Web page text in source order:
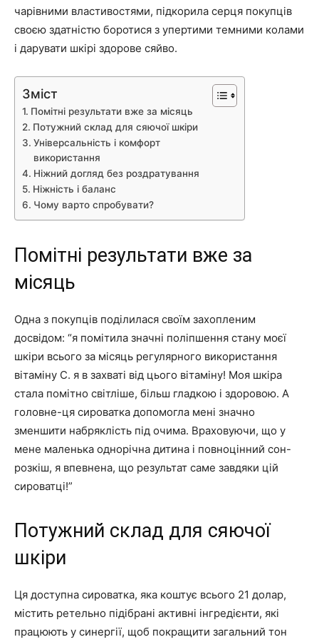
чарівними властивостями, підкорила серця покупців
своєю здатністю боротися з упертими темними колами
і дарувати шкірі здорове сяйво.
Зміст
Помітні результати вже за місяць
Потужний склад для сяючої шкіри
Універсальність і комфорт
використання
Ніжний догляд без роздратування
Ніжність і баланс
Чому варто спробувати?
Помітні результати вже за
місяць
Одна з покупців поділилася своїм захопленим
досвідом: “я помітила значні поліпшення стану моєї
шкіри всього за місяць регулярного використання
вітаміну С. я в захваті від цього вітаміну! Моя шкіра
стала помітно світліше, більш гладкою і здоровою. А
головне-ця сироватка допомогла мені значно
зменшити набряклість під очима. Враховуючи, що у
мене маленька однорічна дитина і повноцінний сон-
розкіш, я впевнена, що результат саме завдяки цій
сироватці!”
Потужний склад для сяючої
шкіри
Ця доступна сироватка, яка коштує всього 21 долар,
містить ретельно підібрані активні інгредієнти, які
працюють у синергії, щоб покращити загальний тон